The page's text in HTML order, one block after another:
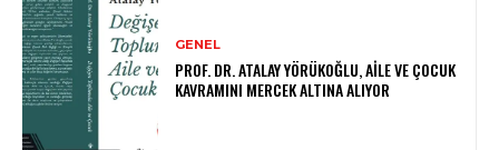
GENEL
PROF. DR. ATALAY YÖRÜKOĞLU, AILE VE ÇOCUK
KAVRAMINI MERCEK ALTINA ALIYOR